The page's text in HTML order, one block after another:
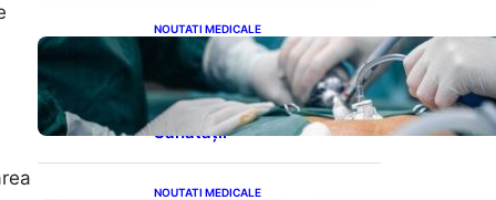
NOUTATI MEDICALE
Colecistectomia: O Privire
Detaliată Asupra
Intervenției Chirurgicale și
Impactul Său Asupra
Sănătății
NOUTATI MEDICALE